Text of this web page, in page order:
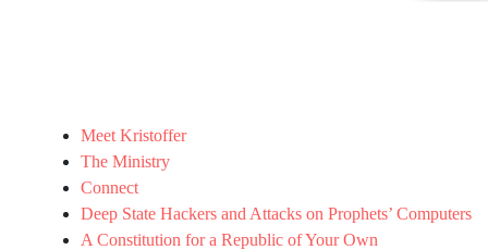
Meet Kristoffer
The Ministry
Connect
Deep State Hackers and Attacks on Prophets’ Computers
A Constitution for a Republic of Your Own